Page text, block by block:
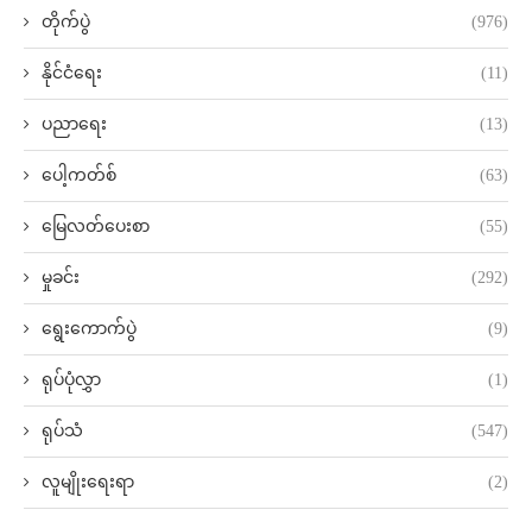
တိုက်ပွဲ (976)
နိုင်ငံရေး (11)
ပညာရေး (13)
ပေါ့ကတ်စ် (63)
မြေလတ်ပေးစာ (55)
မှုခင်း (292)
ရွေးကောက်ပွဲ (9)
ရုပ်ပုံလွှာ (1)
ရုပ်သံ (547)
လူမျိုးရေးရာ (2)